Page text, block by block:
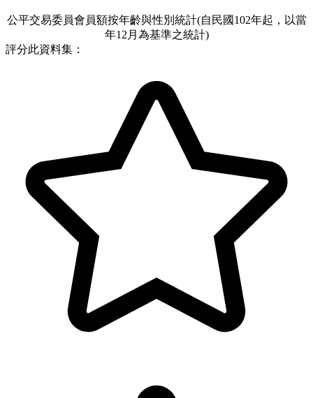
公平交易委員會員額按年齡與性別統計(自民國102年起，以當
年12月為基準之統計)
評分此資料集：